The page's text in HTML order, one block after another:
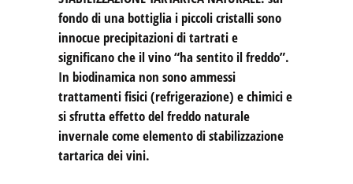
fondo di una bottiglia i piccoli cristalli sono
innocue precipitazioni di tartrati e
significano che il vino “ha sentito il freddo”.
In biodinamica non sono ammessi
trattamenti fisici (refrigerazione) e chimici e
si sfrutta effetto del freddo naturale
invernale come elemento di stabilizzazione
tartarica dei vini.